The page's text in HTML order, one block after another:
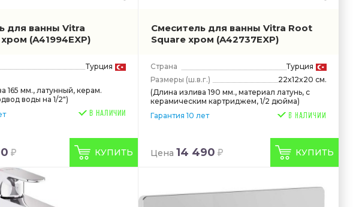
для ванны Vitra
хром (A41994EXP)
Турция
165 мм., латунный, керам.
воды на 1/2")
В НАЛИЧИИ
КУПИТЬ
Смеситель для ванны Vitra Root
Square хром (A42737EXP)
Страна
Турция
Размеры (ш.в.г.)
22x12x20 см.
(Длина излива 190 мм., материал латунь, с
керамическим картриджем, 1/2 дюйма)
Гарантия 10 лет
Цена 14 490 КУПИТЬ